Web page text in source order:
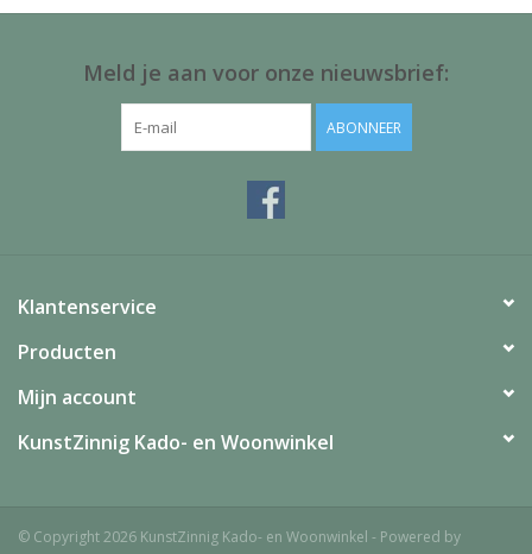
Meld je aan voor onze nieuwsbrief:
ABONNEER
Klantenservice
Producten
Mijn account
KunstZinnig Kado- en Woonwinkel
© Copyright 2026 KunstZinnig Kado- en Woonwinkel - Powered by